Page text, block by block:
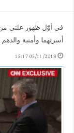
في أوّل ظهور علني
أسرتهما وأمنية والدهم
05/11/2018 15:17